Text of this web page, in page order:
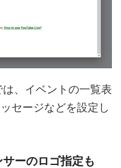
、イベントの一覧表
セージなどを設定し
ーのロゴ指定も